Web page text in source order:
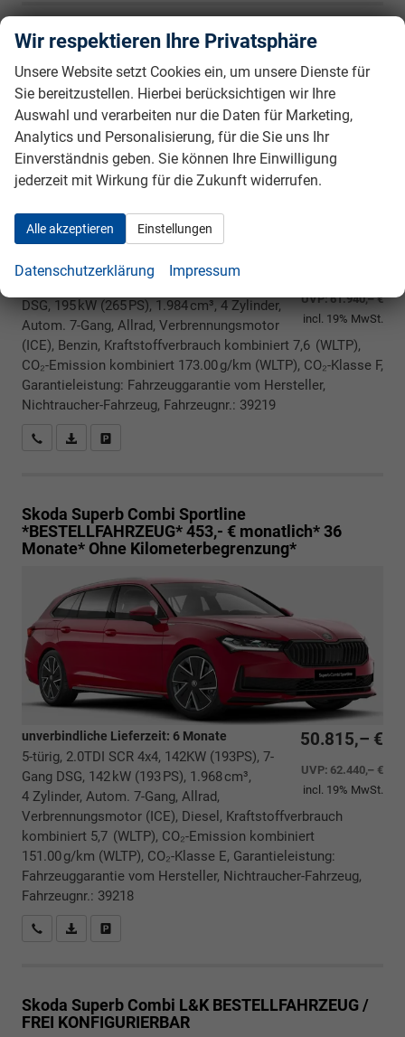
Skoda Superb CombiSportline
Monate* Ohne Kilometerbegrenzung*
UVP:61.940,– €
incl. 19% MwSt.
unverbindliche Lieferzeit:6 Monate
DSG, 195 kW (265 PS), 1.984 cm³, 4 Zylinder,
Autom. 7-Gang, Allrad, Verbrennungsmotor
(ICE), Benzin, Kraftstoffverbrauch kombiniert 7,6 (WLTP),
CO₂-Emission kombiniert 173.00 g/km (WLTP), CO₂-Klasse F,
Garantieleistung: Fahrzeuggarantie vom Hersteller,
Nichtraucher-Fahrzeug, Fahrzeugnr.: 39219
Rückrufbitte absenden
PDF-Datei, Fahrzeugexposé drucken
Skoda Superb Combi Sportline
*BESTELLFAHRZEUG* 453,- € monatlich* 36
Monate* Ohne Kilometerbegrenzung*
50.815,– €
UVP: 62.440,– €
incl. 19% MwSt.
unverbindliche Lieferzeit: 6 Monate
5-türig, 2.0TDI SCR 4x4, 142KW (193PS), 7-
Gang DSG, 142 kW (193 PS), 1.968 cm³,
4 Zylinder, Autom. 7-Gang, Allrad,
Verbrennungsmotor (ICE), Diesel, Kraftstoffverbrauch
kombiniert 5,7 (WLTP), CO₂-Emission kombiniert
151.00 g/km (WLTP), CO₂-Klasse E, Garantieleistung:
Fahrzeuggarantie vom Hersteller, Nichtraucher-Fahrzeug,
Fahrzeugnr.: 39218
Rückrufbitte absenden
PDF-Datei, Fahrzeugexposé drucken
Skoda Superb Combi L&K BESTELLFAHRZEUG /
FREI KONFIGURIERBAR
Wir respektieren Ihre Privatsphäre
Unsere Website setzt Cookies ein, um unsere Dienste für
Sie bereitzustellen. Hierbei berücksichtigen wir Ihre
Auswahl und verarbeiten nur die Daten für Marketing,
Analytics und Personalisierung, für die Sie uns Ihr
Einverständnis geben. Sie können Ihre Einwilligung
jederzeit mit Wirkung für die Zukunft widerrufen.
Alle akzeptieren Einstellungen
Datenschutzerklärung Impressum